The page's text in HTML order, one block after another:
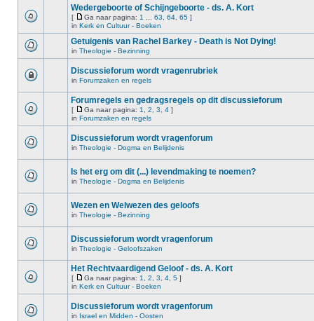
Wedergeboorte of Schijngeboorte - ds. A. Kort
[ Ga naar pagina: 1 63 64 65 ]
in Kerk en Cultuur - Boeken
Getuigenis van Rachel Barkey - Death is Not Dying!
in Theologie - Bezinning
Discussieforum wordt vragenrubriek
in Forumzaken en regels
Forumregels en gedragsregels op dit discussieforum
[ Ga naar pagina: 1 2 3 4 ]
in Forumzaken en regels
Discussieforum wordt vragenforum
in Theologie - Dogma en Belijdenis
Is het erg om dit (...) levendmaking te noemen?
in Theologie - Dogma en Belijdenis
Wezen en Welwezen des geloofs
in Theologie - Bezinning
Discussieforum wordt vragenforum
in Theologie - Geloofszaken
Het Rechtvaardigend Geloof - ds. A. Kort
[ Ga naar pagina: 1 2 3 4 5 ]
in Kerk en Cultuur - Boeken
Discussieforum wordt vragenforum
in Israel en Midden - Oosten